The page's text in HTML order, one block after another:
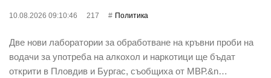
10.08.2026 09:10:46 217 Политика
Две нови лаборатории за обработване на кръвни проби на
водачи за употреба на алкохол и наркотици ще бъдат
открити в Пловдив и Бургас, съобщиха от МВР.&n…